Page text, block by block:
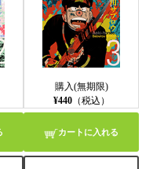
購入(無期限)
¥440（税込）
カートに入れる